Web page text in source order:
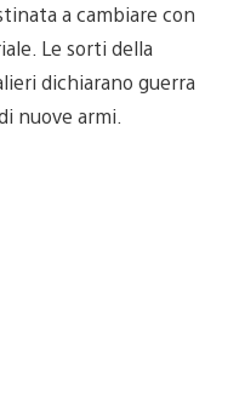
a cambiare con
Le sorti della
dichiarano guerra
nuove armi.